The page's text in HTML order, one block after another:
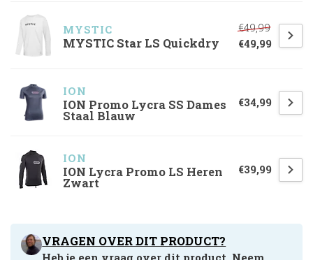
MYSTIC
MYSTIC Star LS Quickdry
€49,99
€49,99
ION
ION Promo Lycra SS Dames
Staal Blauw
€34,99
ION
ION Lycra Promo LS Heren
Zwart
€39,99
VRAGEN OVER DIT PRODUCT?
Heb je een vraag over dit product. Neem